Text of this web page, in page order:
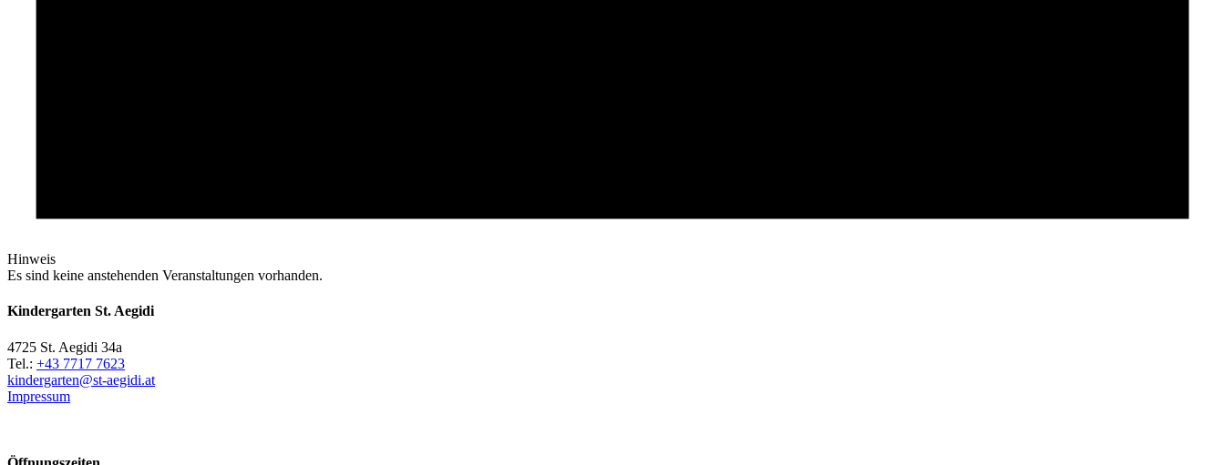
Hinweis
Es sind keine anstehenden Veranstaltungen vorhanden.
Kindergarten St. Aegidi
4725 St. Aegidi 34a
Tel.: +43 7717 7623
kindergarten@st-aegidi.at
Impressum